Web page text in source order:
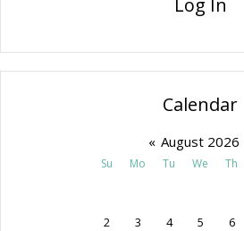
Log In
Calendar
« August 2026
Su Mo Tu We Th
2
3 4 5 6